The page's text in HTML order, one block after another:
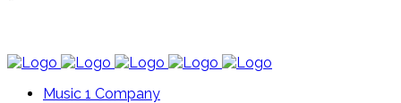
Music 1 Company